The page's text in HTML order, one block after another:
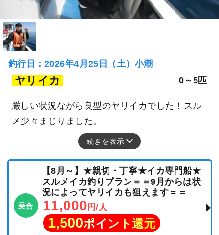
釣行日：2026年4月25日（土）小潮
ヤリイカ 0～5匹
厳しい状況ながら良型のヤリイカでした！スル
メ少々まじりました。
続きを表示
乗合
【8月～】★親切・丁寧★イカ専門船★
スルメイカ釣りプラン＝＝9月からは状
況によってヤリイカも狙えます＝＝
11,000 円/人
1,500ポイント還元